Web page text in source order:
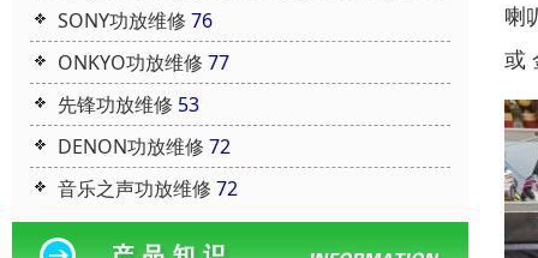
SONY功放维修 76
ONKYO功放维修 77
先锋功放维修 53
DENON功放维修 72
音乐之声功放维修 72
喇
或